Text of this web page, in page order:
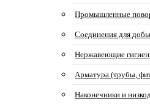
Промышленные
Соединения для
Нержавеющие
Арматура (трубы,
Наконечники и